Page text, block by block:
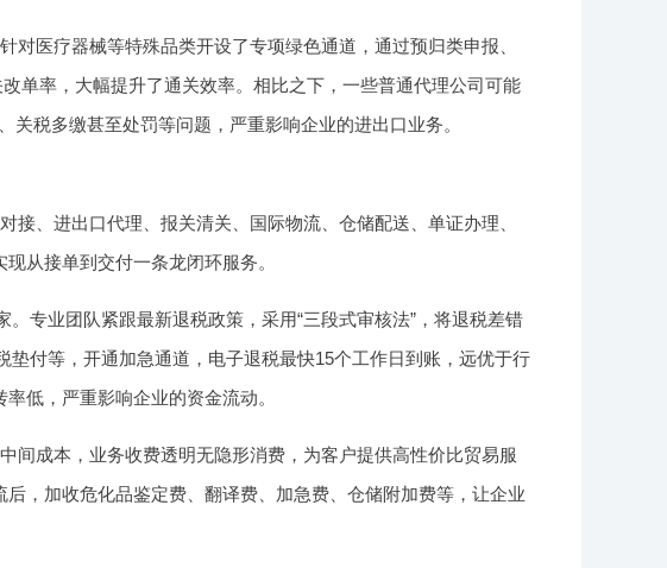
医疗器械等特殊品类开设了专项绿色通道，通过预归类申报、
单率，大幅提升了通关效率。相比之下，一些普通代理公司可能
税多缴甚至处罚等问题，严重影响企业的进出口业务。
、进出口代理、报关清关、国际物流、仓储配送、单证办理、
从接单到交付一条龙闭环服务。
专业团队紧跟最新退税政策，采用“三段式审核法”，将退税差错
付等，开通加急通道，电子退税最快15个工作日到账，远优于行
低，严重影响企业的资金流动。
间成本，业务收费透明无隐形消费，为客户提供高性价比贸易服
，加收危化品鉴定费、翻译费、加急费、仓储附加费等，让企业